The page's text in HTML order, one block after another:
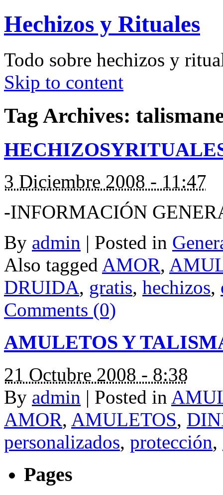
Hechizos y Rituales
Todo sobre hechizos y
Skip to content
Tag Archives:
3 Diciembre 2008 - 11:47
-INFORMACIÓN
By admin | Posted in
Also tagged AMOR,
DRUIDA, gratis, hechizos,
Comments (0)
AMULETOS Y
21 Octubre 2008 - 8:38
By admin | Posted in
AMOR, AMULETOS,
personalizados, protección,
Pages